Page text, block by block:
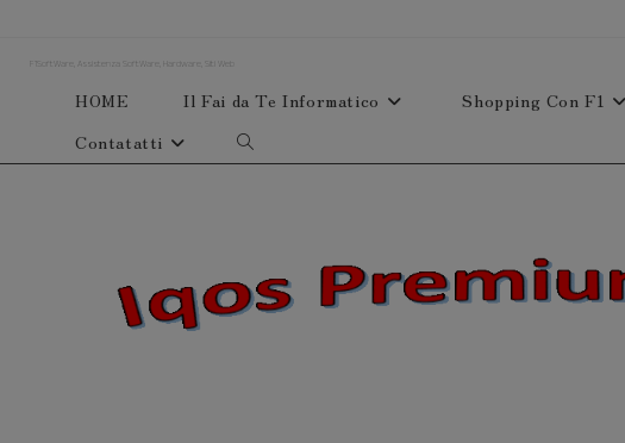
contenutoF1SoftWare, Assistenza SoftWare, Hardware, Siti Web
HOME Il Fai da Te Informatico Shopping Con F1
Contatatti
Attiva/disattiva
sito